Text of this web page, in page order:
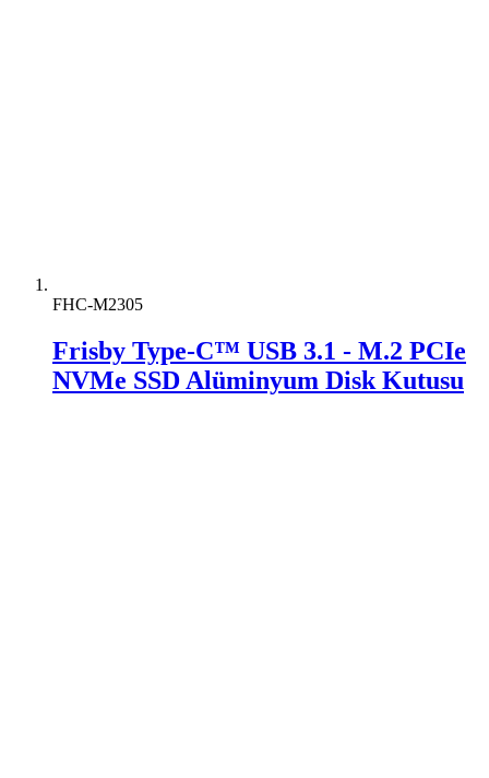
FHC-M2305
Frisby Type-C™ USB 3.1 - M.2 PCIe
NVMe SSD Alüminyum Disk Kutusu